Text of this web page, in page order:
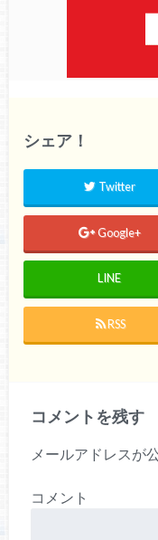
シェア！
Twitter
Google+
LINE
RSS
コメントを残す
メールアドレスが
コメント